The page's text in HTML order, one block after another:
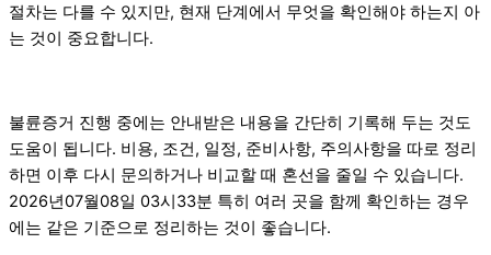
절차는 다를 수 있지만, 현재 단계에서 무엇을 확인해야 하는지 아
는 것이 중요합니다.
불륜증거 진행 중에는 안내받은 내용을 간단히 기록해 두는 것도
도움이 됩니다. 비용, 조건, 일정, 준비사항, 주의사항을 따로 정리
하면 이후 다시 문의하거나 비교할 때 혼선을 줄일 수 있습니다.
2026년07월08일 03시33분 특히 여러 곳을 함께 확인하는 경우
에는 같은 기준으로 정리하는 것이 좋습니다.